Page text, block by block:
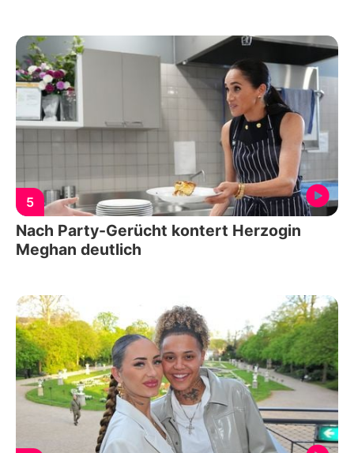
5
Nach Party-Gerücht kontert Herzogin
Meghan deutlich